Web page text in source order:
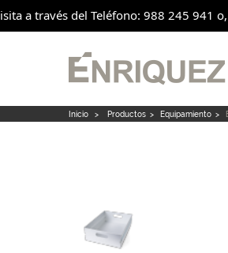
a través del Teléfono: 988 245 941
Inicio > Productos > Equipamiento >